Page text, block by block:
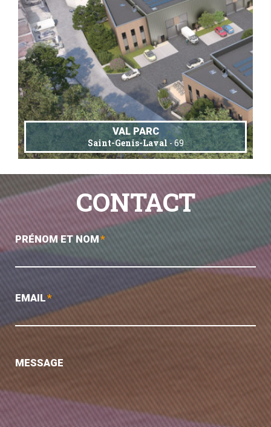
VAL PARC
Saint-Genis-Laval- 69
CONTACT
PRÉNOM ET NOM*
EMAIL*
MESSAGE